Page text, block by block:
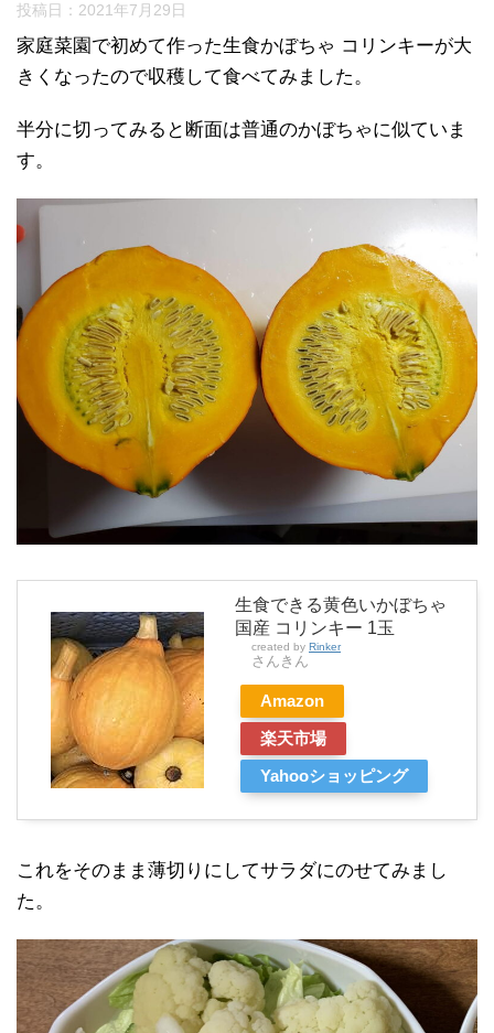
投稿日： 2021年7月29日
家庭菜園で初めて作った生食かぼちゃ コリンキーが大
きくなったので収穫して食べてみました。
半分に切ってみると断面は普通のかぼちゃに似ていま
す。
生食できる黄色いかぼちゃ
国産 コリンキー 1玉
created by Rinker
さんきん
Amazon
楽天市場
Yahooショッピング
これをそのまま薄切りにしてサラダにのせてみまし
た。